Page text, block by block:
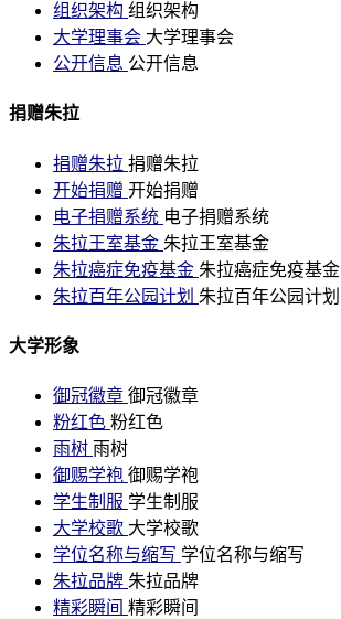
组织架构 组织架构
大学理事会 大学理事会
公开信息 公开信息
捐赠朱拉
捐赠朱拉 捐赠朱拉
开始捐赠 开始捐赠
电子捐赠系统 电子捐赠系统
朱拉王室基金 朱拉王室基金
朱拉癌症免疫基金 朱拉癌症免疫基金
朱拉百年公园计划 朱拉百年公园计划
大学形象
御冠徽章 御冠徽章
粉红色 粉红色
雨树 雨树
御赐学袍 御赐学袍
学生制服 学生制服
大学校歌 大学校歌
学位名称与缩写 学位名称与缩写
朱拉品牌 朱拉品牌
精彩瞬间 精彩瞬间